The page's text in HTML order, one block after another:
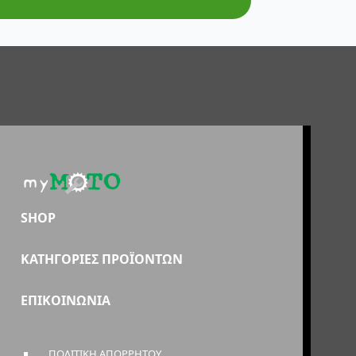
SHOP
ΚΑΤΗΓΟΡΙΕΣ ΠΡΟΪΟΝΤΩΝ
ΕΠΙΚΟΙΝΩΝΙΑ